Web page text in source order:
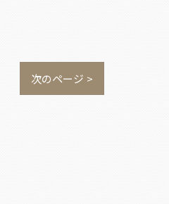
次のページ >